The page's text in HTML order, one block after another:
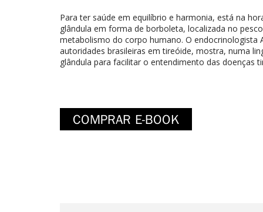
Para ter saúde em equilíbrio e harmonia, está na
glândula em forma de borboleta, localizada no
metabolismo do corpo humano. O endocrinologista
autoridades brasileiras em tireóide, mostra, numa
glândula para facilitar o entendimento das doenças